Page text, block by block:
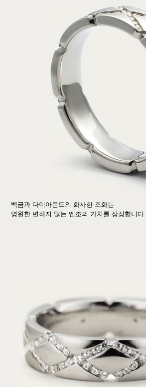
백금과 다이아몬드의 화사한 조화는
영원한 변하지 않는 엔조의 가치를 상징합니다.